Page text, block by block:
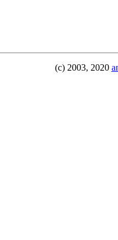
(c) 2003, 2020